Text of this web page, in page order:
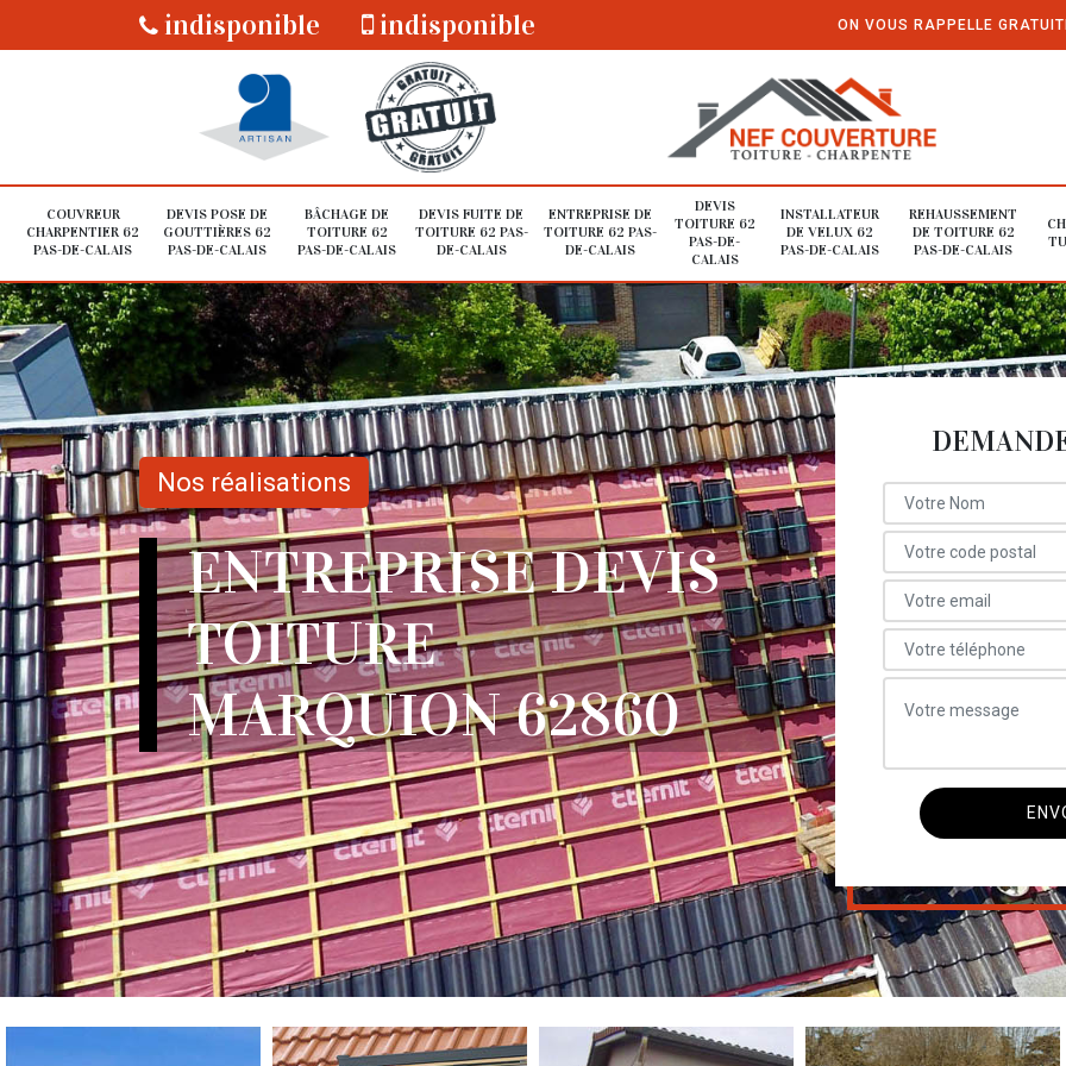
indisponible indisponible ON VOUS RAPPELLE
COUVREUR
CHARPENTIER 62
PAS-DE-CALAIS
DEVIS POSE DE
GOUTTIÈRES 62
PAS-DE-CALAIS
BÂCHAGE DE
TOITURE 62
PAS-DE-CALAIS
DEVIS FUITE DE
TOITURE 62 PAS-
DE-CALAIS
ENTREPRISE DE
TOITURE 62 PAS-
DE-CALAIS
DEVIS
TOITURE 62
PAS-DE-
CALAIS
INSTALLATEUR
DE VELUX 62
PAS-DE-CALAIS
REHAUSSEMENT
DE TOITURE 62
PAS-DE-CALAIS
Nos réalisations
ENTREPRISE DEVIS
TOITURE
MARQUION 62860